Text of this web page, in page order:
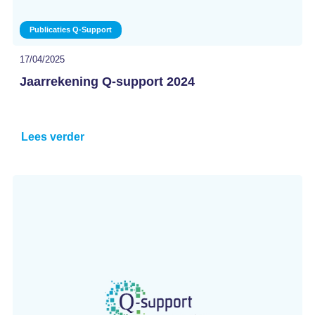
Publicaties Q-Support
17/04/2025
Jaarrekening Q-support 2024
Lees verder